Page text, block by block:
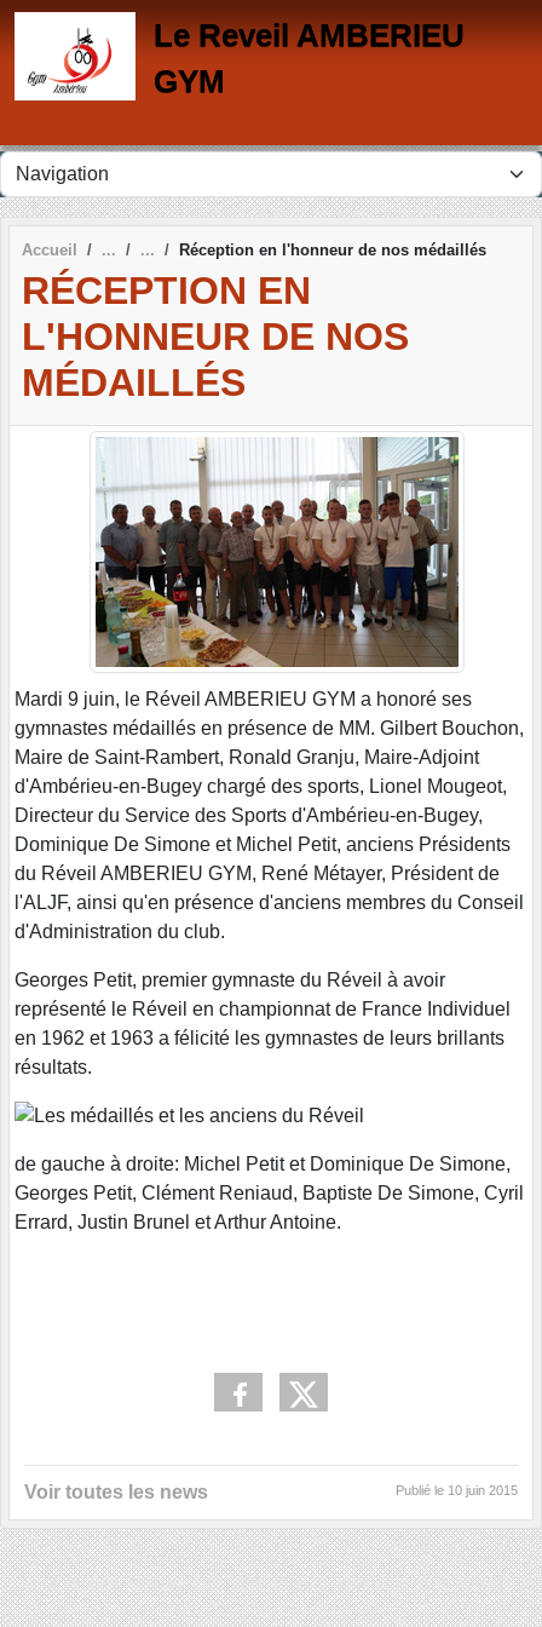
Le Reveil AMBERIEU
GYM
Accueil Réception en l'honneur de nos médaillés
RÉCEPTION EN
L'HONNEUR DE NOS
MÉDAILLÉS
Mardi 9 juin, le Réveil AMBERIEU GYM a honoré ses
gymnastes médaillés en présence de MM. Gilbert Bouchon,
Maire de Saint-Rambert, Ronald Granju, Maire-Adjoint
d'Ambérieu-en-Bugey chargé des sports, Lionel Mougeot,
Directeur du Service des Sports d'Ambérieu-en-Bugey,
Dominique De Simone et Michel Petit, anciens Présidents
du Réveil AMBERIEU GYM, René Métayer, Président de
l'ALJF, ainsi qu'en présence d'anciens membres du Conseil
d'Administration du club.
Georges Petit, premier gymnaste du Réveil à avoir
représenté le Réveil en championnat de France Individuel
en 1962 et 1963 a félicité les gymnastes de leurs brillants
résultats.
de gauche à droite: Michel Petit et Dominique De Simone,
Georges Petit, Clément Reniaud, Baptiste De Simone, Cyril
Errard, Justin Brunel et Arthur Antoine.
Voir toutes les news Publié le 10 juin 2015
Panneau de gestion des cookies